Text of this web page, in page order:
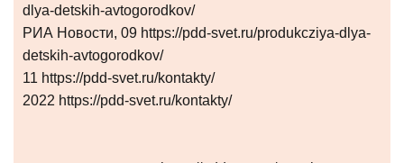
dlya-detskih-avtogorodkov/
РИА Новости, 09 https://pdd-svet.ru/produkcziya-dlya-
detskih-avtogorodkov/
11 https://pdd-svet.ru/kontakty/
2022 https://pdd-svet.ru/kontakty/